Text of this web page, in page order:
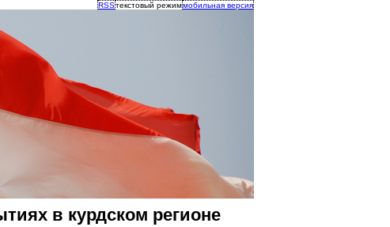
RSSтекстовый режиммобильная версия
в курдском регионе